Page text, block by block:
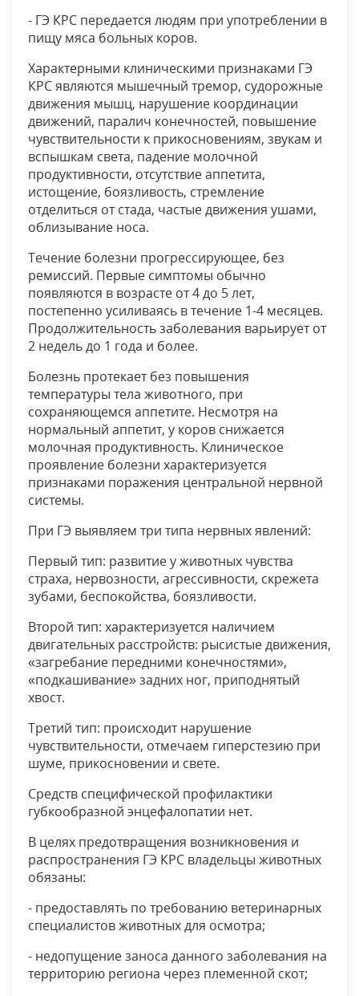
- ГЭ КРС передается людям при употреблении в
пищу мяса больных коров.
Характерными клиническими признаками ГЭ
КРС являются мышечный тремор, судорожные
движения мышц, нарушение координации
движений, паралич конечностей, повышение
чувствительности к прикосновениям, звукам и
вспышкам света, падение молочной
продуктивности, отсутствие аппетита,
истощение, боязливость, стремление
отделиться от стада, частые движения ушами,
облизывание носа.
Течение болезни прогрессирующее, без
ремиссий. Первые симптомы обычно
появляются в возрасте от 4 до 5 лет,
постепенно усиливаясь в течение 1-4 месяцев.
Продолжительность заболевания варьирует от
2 недель до 1 года и более.
Болезнь протекает без повышения
температуры тела животного, при
сохраняющемся аппетите. Несмотря на
нормальный аппетит, у коров снижается
молочная продуктивность. Клиническое
проявление болезни характеризуется
признаками поражения центральной нервной
системы.
При ГЭ выявляем три типа нервных явлений:
Первый тип: развитие у животных чувства
страха, нервозности, агрессивности, скрежета
зубами, беспокойства, боязливости.
Второй тип: характеризуется наличием
двигательных расстройств: рысистые движения,
«загребание передними конечностями»,
«подкашивание» задних ног, приподнятый
хвост.
Третий тип: происходит нарушение
чувствительности, отмечаем гиперстезию при
шуме, прикосновении и свете.
Средств специфической профилактики
губкообразной энцефалопатии нет.
В целях предотвращения возникновения и
распространения ГЭ КРС владельцы животных
обязаны:
- предоставлять по требованию ветеринарных
специалистов животных для осмотра;
- недопущение заноса данного заболевания на
территорию региона через племенной скот;